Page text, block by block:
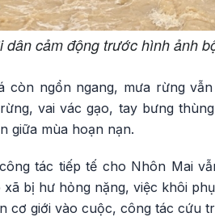
dân cảm động trước hình ảnh
còn ngổn ngang, mưa rừng
vai vác gạo, tay bưng
giữa mùa hoạn nạn.
tác tiếp tế cho Nhôn Mai
xã bị hư hỏng nặng, việc khôi
cơ giới vào cuộc, công tác cứu